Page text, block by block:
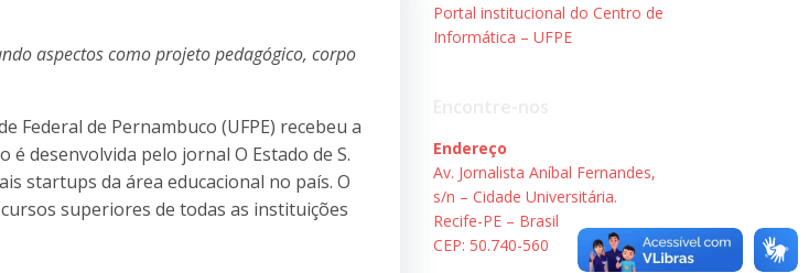
aspectos como projeto pedagógico, corpo
Federal de Pernambuco (UFPE) recebeu a
é desenvolvida pelo jornal O Estado de S.
startups da área educacional no país. O
superiores de todas as instituições
Portal institucional do Centro de
Informática – UFPE
Endereço
Av. Jornalista Aníbal Fernandes,
s/n – Cidade Universitária.
Recife-PE – Brasil
CEP: 50.740-560